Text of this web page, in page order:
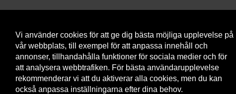
Vi använder cookies för att ge dig bästa möjliga upplevelse på
vår webbplats, till exempel för att anpassa innehåll och
annonser, tillhandahålla funktioner för sociala medier och för
att analysera webbtrafiken. För bästa användarupplevelse
rekommenderar vi att du aktiverar alla cookies, men du kan
också anpassa inställningarna efter dina behov.
Om Armatec Hållbarhet Kontakta oss